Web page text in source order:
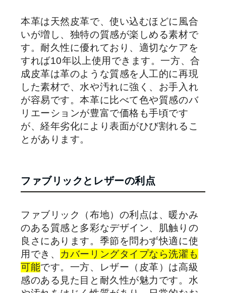
本革は天然皮革で、使い込むほどに風合
いが増し、独特の質感が楽しめる素材で
す。耐久性に優れており、適切なケアを
すれば10年以上使用できます。一方、合
成皮革は革のような質感を人工的に再現
した素材で、水や汚れに強く、お手入れ
が容易です。本革に比べて色や質感のバ
リエーションが豊富で価格も手頃です
が、経年劣化により表面がひび割れるこ
とがあります。
ファブリックとレザーの利点
ファブリック（布地）の利点は、暖かみ
のある質感と多彩なデザイン、肌触りの
良さにあります。季節を問わず快適に使
用でき、 カバーリングタイプなら洗濯も
可能です。一方、レザー（皮革）は高級
感のある見た目と耐久性が魅力です。水